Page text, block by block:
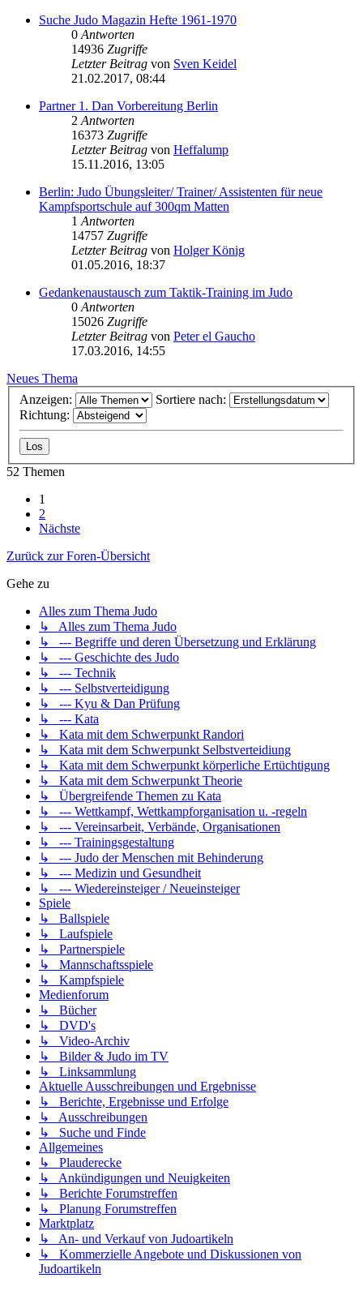
Suche Judo Magazin Hefte 1961-1970
0 Antworten
14936 Zugriffe
Letzter Beitrag von Sven Keidel
21.02.2017, 08:44
Partner 1. Dan Vorbereitung Berlin
2 Antworten
16373 Zugriffe
Letzter Beitrag von Heffalump
15.11.2016, 13:05
Berlin: Judo Übungsleiter/ Trainer/ Assistenten für neue
Kampfsportschule auf 300qm Matten
1 Antworten
14757 Zugriffe
Letzter Beitrag von Holger König
01.05.2016, 18:37
Gedankenaustausch zum Taktik-Training im Judo
0 Antworten
15026 Zugriffe
Letzter Beitrag von Peter el Gaucho
17.03.2016, 14:55
Neues Thema
Anzeigen:
Sortiere nach:
Richtung:
52 Themen
1
2
Nächste
Zurück zur Foren-Übersicht
Gehe zu
Alles zum Thema Judo
↳ Alles zum Thema Judo
↳ --- Begriffe und deren Übersetzung und Erklärung
↳ --- Geschichte des Judo
↳ --- Technik
↳ --- Selbstverteidigung
↳ --- Kyu & Dan Prüfung
↳ --- Kata
↳ Kata mit dem Schwerpunkt Randori
↳ Kata mit dem Schwerpunkt Selbstverteidiung
↳ Kata mit dem Schwerpunkt körperliche Ertüchtigung
↳ Kata mit dem Schwerpunkt Theorie
↳ Übergreifende Themen zu Kata
↳ --- Wettkampf, Wettkampforganisation u. -regeln
↳ --- Vereinsarbeit, Verbände, Organisationen
↳ --- Trainingsgestaltung
↳ --- Judo der Menschen mit Behinderung
↳ --- Medizin und Gesundheit
↳ --- Wiedereinsteiger / Neueinsteiger
Spiele
↳ Ballspiele
↳ Laufspiele
↳ Partnerspiele
↳ Mannschaftsspiele
↳ Kampfspiele
Medienforum
↳ Bücher
↳ DVD's
↳ Video-Archiv
↳ Bilder & Judo im TV
↳ Linksammlung
Aktuelle Ausschreibungen und Ergebnisse
↳ Berichte, Ergebnisse und Erfolge
↳ Ausschreibungen
↳ Suche und Finde
Allgemeines
↳ Plauderecke
↳ Ankündigungen und Neuigkeiten
↳ Berichte Forumstreffen
↳ Planung Forumstreffen
Marktplatz
↳ An- und Verkauf von Judoartikeln
↳ Kommerzielle Angebote und Diskussionen von
Judoartikeln